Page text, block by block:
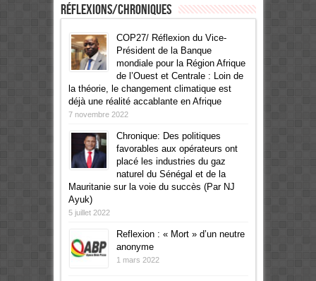
Réflexions/Chroniques
COP27/ Réflexion du Vice-
Président de la Banque
mondiale pour la Région Afrique
de l’Ouest et Centrale : Loin de
la théorie, le changement climatique est
déjà une réalité accablante en Afrique
7 novembre 2022
Chronique: Des politiques
favorables aux opérateurs ont
placé les industries du gaz
naturel du Sénégal et de la
Mauritanie sur la voie du succès (Par NJ
Ayuk)
5 juillet 2022
Reflexion : « Mort » d’un neutre
anonyme
1 mars 2022